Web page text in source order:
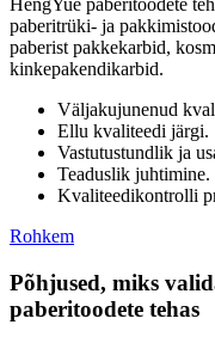
HengYue paberitoodete
paberitrüki- ja
paberist pakkekarbid,
kinkepakendikarbid.
Väljakujunenud
Ellu kvaliteedi järgi.
Vastutustundlik ja
Teaduslik juhtimine.
Kvaliteedikontrolli
Rohkem
Põhjused, miks
paberitoodete tehas